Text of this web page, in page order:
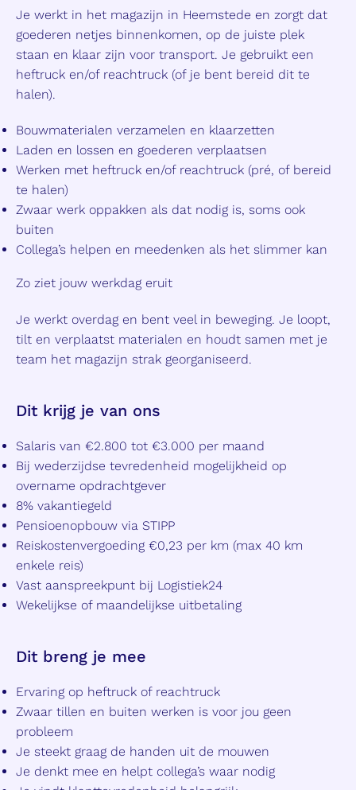
Je werkt in het magazijn in Heemstede en zorgt dat
goederen netjes binnenkomen, op de juiste plek
staan en klaar zijn voor transport. Je gebruikt een
heftruck en/of reachtruck (of je bent bereid dit te
halen).
Bouwmaterialen verzamelen en klaarzetten
Laden en lossen en goederen verplaatsen
Werken met heftruck en/of reachtruck (pré, of bereid
te halen)
Zwaar werk oppakken als dat nodig is, soms ook
buiten
Collega’s helpen en meedenken als het slimmer kan
Zo ziet jouw werkdag eruit
Je werkt overdag en bent veel in beweging. Je loopt,
tilt en verplaatst materialen en houdt samen met je
team het magazijn strak georganiseerd.
Dit krijg je van ons
Salaris van €2.800 tot €3.000 per maand
Bij wederzijdse tevredenheid mogelijkheid op
overname opdrachtgever
8% vakantiegeld
Pensioenopbouw via STIPP
Reiskostenvergoeding €0,23 per km (max 40 km
enkele reis)
Vast aanspreekpunt bij Logistiek24
Wekelijkse of maandelijkse uitbetaling
Dit breng je mee
Ervaring op heftruck of reachtruck
Zwaar tillen en buiten werken is voor jou geen
probleem
Je steekt graag de handen uit de mouwen
Je denkt mee en helpt collega’s waar nodig